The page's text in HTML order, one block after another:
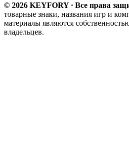
© 2026 KEYFORY · Все права
товарные знаки, названия игр и
материалы являются
владельцев.